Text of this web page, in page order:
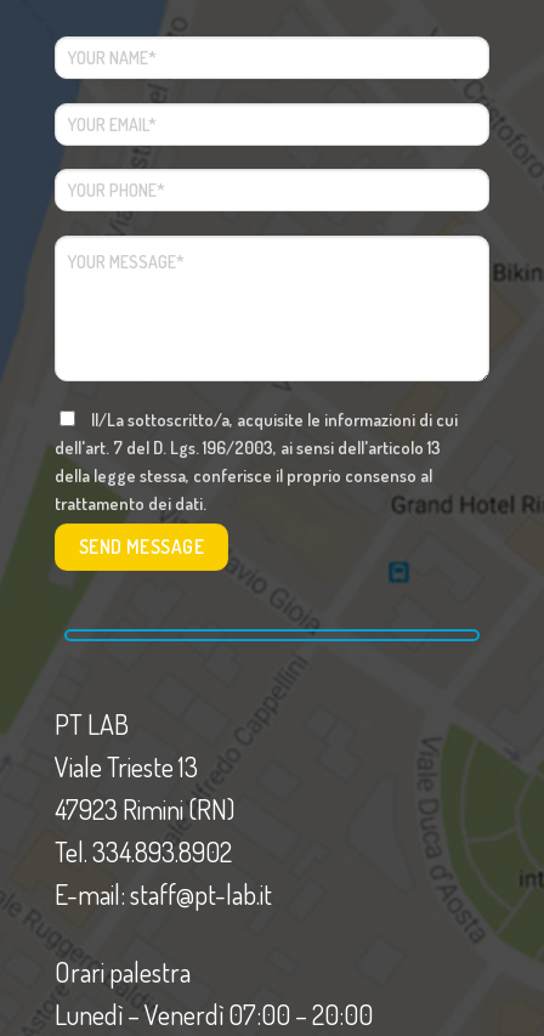
Il/La sottoscritto/a, acquisite le informazioni di cui
dell'art. 7 del D. Lgs. 196/2003, ai sensi dell'articolo 13
della legge stessa, conferisce il proprio consenso al
trattamento dei dati.
PT LAB
Viale Trieste 13
47923 Rimini (RN)
Tel. 334.893.8902
E-mail: staff@pt-lab.it
Orari palestra
Lunedì – Venerdì 07:00 – 20:00